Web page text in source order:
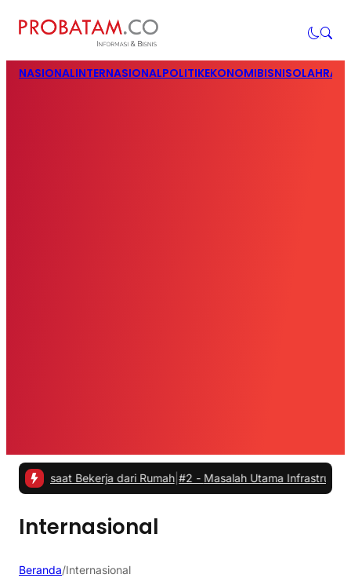
NASIONALINTERNASIONALPOLITIKEKONOMIBISNIS
saat Bekerja dari Rumah| #2 -Masalah Utama Infrastruktur
Internasional
Beranda/Internasional